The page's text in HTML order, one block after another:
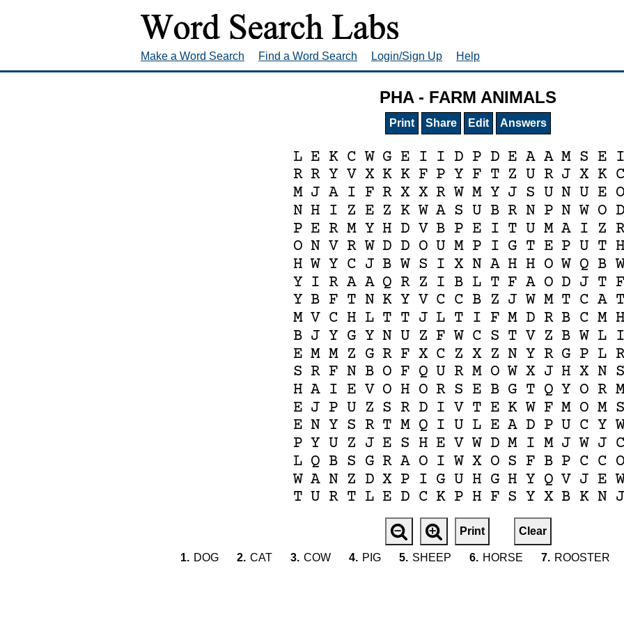
Make a Word Search Find a Word Search Login/Sign Up Help
PHA - FARM ANIMALS
Print Share Edit Answers
L E K C W G E I I D P D E A A M S E I
R R Y V X K K F P Y F T Z U R J X K C
M J A I F R X X R W M Y J S U N U E O
N H I Z E Z K W A S U B R N P N W O D
P E R M Y H D V B P E I T U M A I Z
O N V R W D D O U M P I G T E P U T H
H W Y C J B W S I X N A H H O W Q B
Y I R A A Q R Z I B L T F A O D J T F
Y B F T N K Y V C C B Z J W M T C A T
M V C H L T T J L T I F M D R B C M H
B J Y G Y N U Z F W C S T V Z B W L I
E M M Z G R F X C Z X Z N Y R G P L
S R F N B O F Q U R M O W X J H X N S
H A I E V O H O R S E B G T Q Y O R
E J P U Z S R D I V T E K W F M O M S
E N Y S R T M Q I U L E A D P U C Y
P Y U Z J E S H E V W D M I M J W J C
L Q B S G R A O I W X O S F B P C C O
W A N Z D X P I G U H G H Y Q V J E
T U R T L E D C K P H F S Y X B K N J
Print Clear
1. DOG 2. CAT 3. COW 4. PIG 5. SHEEP 6. HORSE 7. ROOSTER